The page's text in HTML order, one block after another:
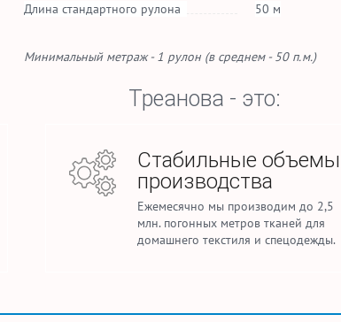
Длина стандартного рулона
50 м
Минимальный метраж - 1 рулон (в среднем - 50 п.м.)
Треанова - это:
Стабильные объемы
производства
Ежемесячно мы производим до 2,5
млн. погонных метров тканей для
домашнего текстиля и спецодежды.